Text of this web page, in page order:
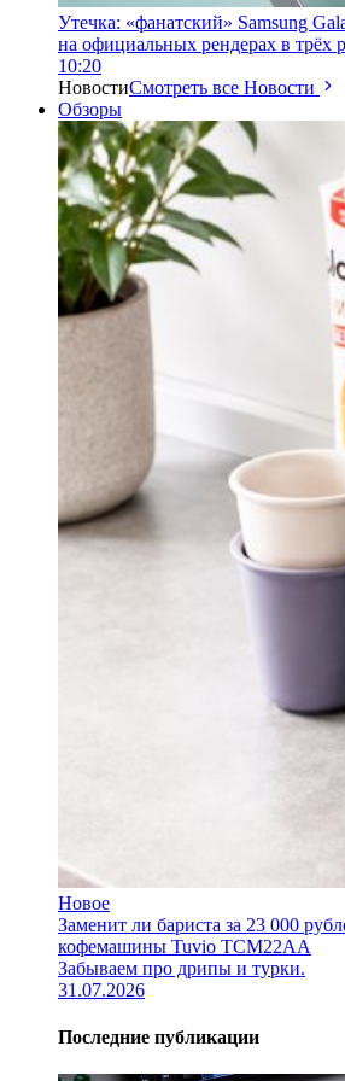
Утечка: «фанатский» Samsung
на официальных рендерах в трёх
10:20
НовостиСмотреть все Новости
Обзоры
Новое
Заменит ли бариста за 23 000
кофемашины Tuvio TCM22AA
Забываем про дрипы и турки.
31.07.2026
Последние публикации